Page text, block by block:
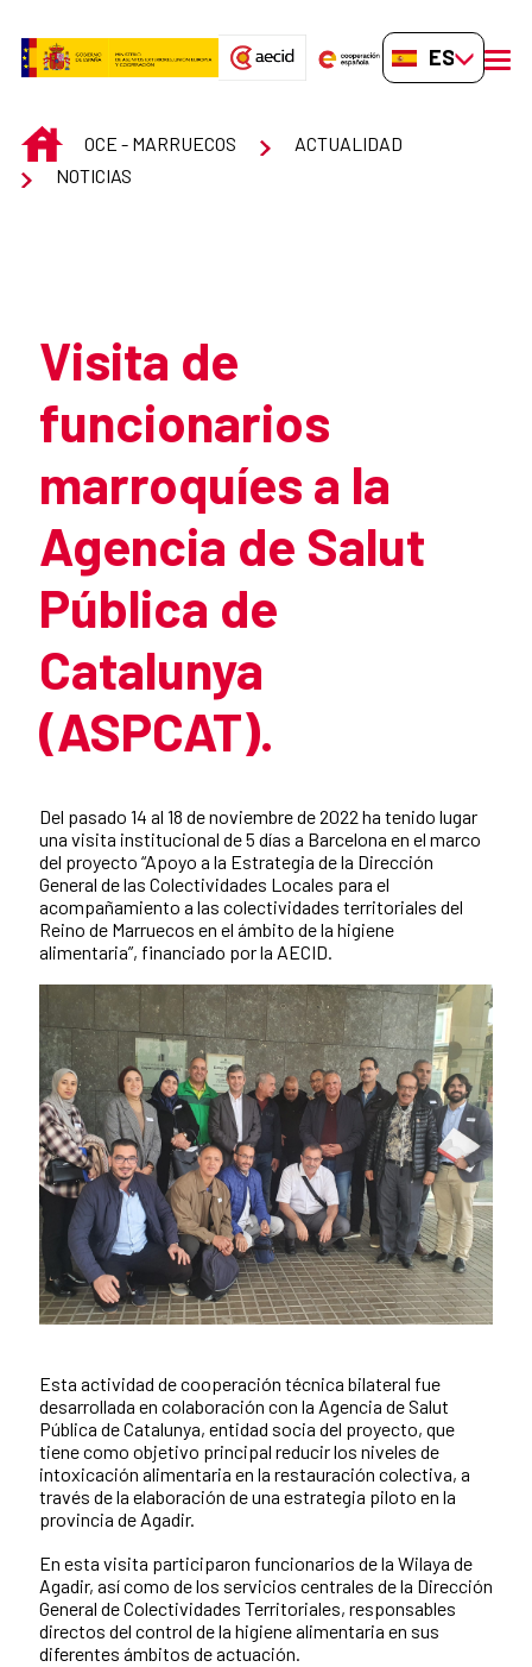
ES-ES
INICIOOCE - MARRUECOS
ACTUALIDAD
NOTICIAS
Visita de
funcionarios
marroquíes a la
Agencia de Salut
Pública de
Catalunya
(ASPCAT).
Del pasado 14 al 18 de noviembre de 2022 ha tenido lugar
una visita institucional de 5 días a Barcelona en el marco
del proyecto “Apoyo a la Estrategia de la Dirección
General de las Colectividades Locales para el
acompañamiento a las colectividades territoriales del
Reino de Marruecos en el ámbito de la higiene
alimentaria”, financiado por la AECID.
Contenido de la noticia
Esta actividad de cooperación técnica bilateral fue
desarrollada en colaboración con la Agencia de Salut
Pública de Catalunya, entidad socia del proyecto, que
tiene como objetivo principal reducir los niveles de
intoxicación alimentaria en la restauración colectiva, a
través de la elaboración de una estrategia piloto en la
provincia de Agadir.
En esta visita participaron funcionarios de la Wilaya de
Agadir, así como de los servicios centrales de la Dirección
General de Colectividades Territoriales, responsables
directos del control de la higiene alimentaria en sus
diferentes ámbitos de actuación.